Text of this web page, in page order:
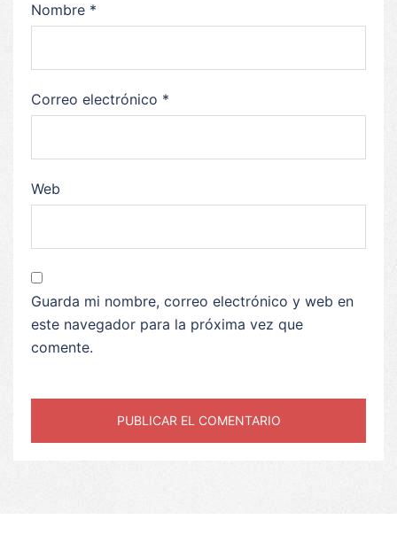
Nombre *
Correo electrónico *
Web
Guarda mi nombre, correo electrónico y web en
este navegador para la próxima vez que
comente.